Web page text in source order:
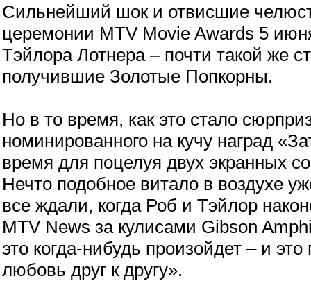
Сильнейший шок и отвисшие
церемонии MTV Movie Awards 5
Тэйлора Лотнера – почти такой же
получившие Золотые Попкорны.
Но в то время, как это стало
номинированного на кучу наград
время для поцелуя двух экранных
Нечто подобное витало в воздухе
все ждали, когда Роб и Тэйлор
MTV News за кулисами Gibson
это когда-нибудь произойдет – и
любовь друг к другу».